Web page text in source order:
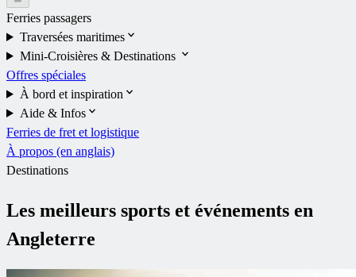
Ferries passagers
Traversées maritimes
Mini-Croisières & Destinations
Offres spéciales
À bord et inspiration
Aide & Infos
Ferries de fret et logistique
À propos (en anglais)
Destinations
Les meilleurs sports et événements en
Angleterre